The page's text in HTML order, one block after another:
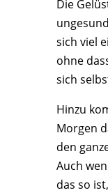
Die
sich viel
ohne
sich
Hinzu
Morgen
den
Auch
das so